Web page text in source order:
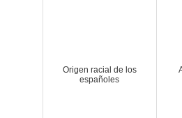
Origen racial de los
españoles